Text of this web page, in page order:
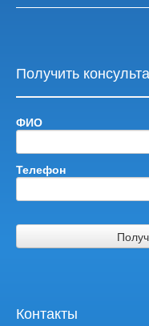
Получить
ФИО
Телефон
Контакты